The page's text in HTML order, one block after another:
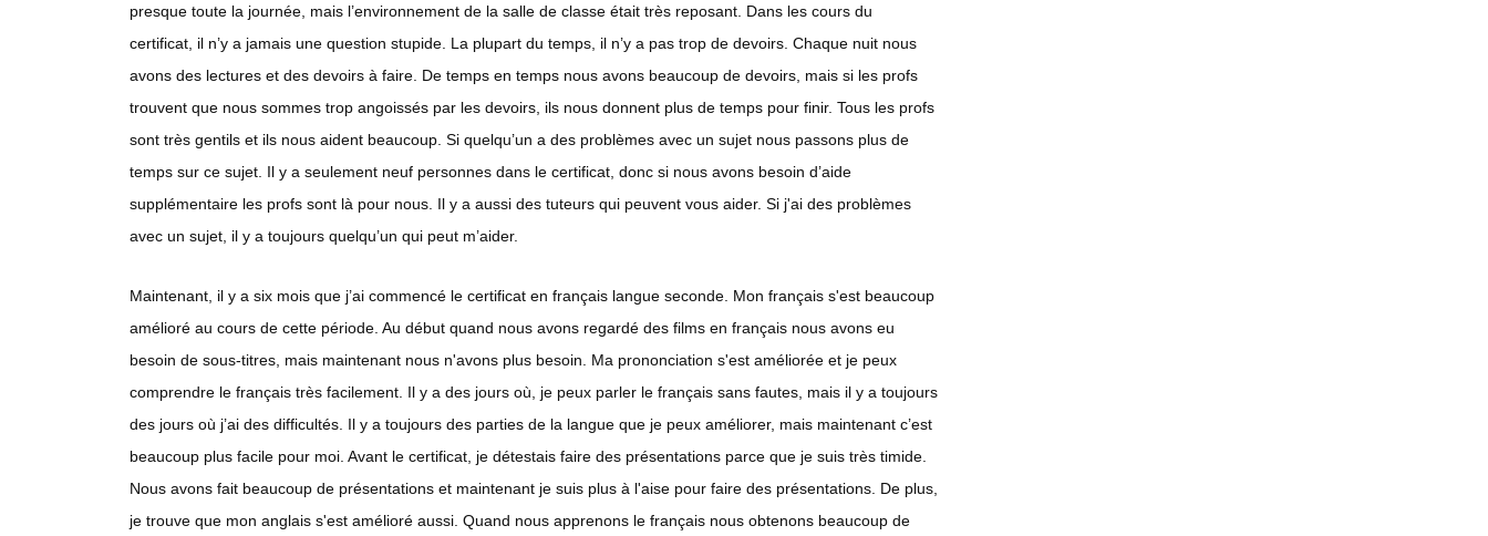
presque toute la journée, mais l’environnement de la salle de classe était très reposant. Dans les cours du
certificat, il n’y a jamais une question stupide. La plupart du temps, il n’y a pas trop de devoirs. Chaque nuit nous
avons des lectures et des devoirs à faire. De temps en temps nous avons beaucoup de devoirs, mais si les profs
trouvent que nous sommes trop angoissés par les devoirs, ils nous donnent plus de temps pour finir. Tous les profs
sont très gentils et ils nous aident beaucoup. Si quelqu’un a des problèmes avec un sujet nous passons plus de
temps sur ce sujet. Il y a seulement neuf personnes dans le certificat, donc si nous avons besoin d’aide
supplémentaire les profs sont là pour nous. Il y a aussi des tuteurs qui peuvent vous aider. Si j'ai des problèmes
avec un sujet, il y a toujours quelqu’un qui peut m’aider.
Maintenant, il y a six mois que j’ai commencé le certificat en français langue seconde. Mon français s'est beaucoup
amélioré au cours de cette période. Au début quand nous avons regardé des films en français nous avons eu
besoin de sous-titres, mais maintenant nous n'avons plus besoin. Ma prononciation s'est améliorée et je peux
comprendre le français très facilement. Il y a des jours où, je peux parler le français sans fautes, mais il y a toujours
des jours où j’ai des difficultés. Il y a toujours des parties de la langue que je peux améliorer, mais maintenant c’est
beaucoup plus facile pour moi. Avant le certificat, je détestais faire des présentations parce que je suis très timide.
Nous avons fait beaucoup de présentations et maintenant je suis plus à l'aise pour faire des présentations. De plus,
je trouve que mon anglais s'est amélioré aussi. Quand nous apprenons le français nous obtenons beaucoup de